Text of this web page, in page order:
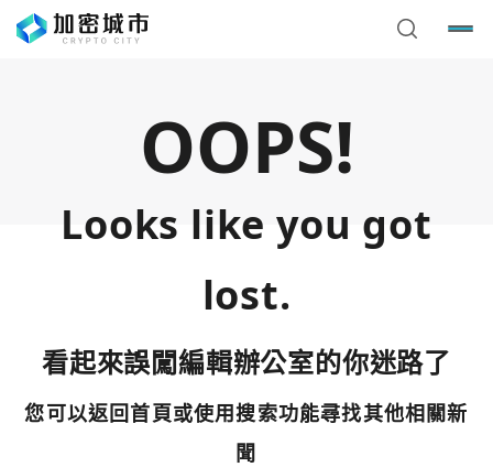
OOPS!
Looks like you got
lost.
看起來誤闖編輯辦公室的你迷路了
您可以返回首頁或使用搜索功能尋找其他相關新
聞
使用以下帳號繼續
您已閒置5分鐘，請點擊關閉按鈕或空白處，即可回到加密